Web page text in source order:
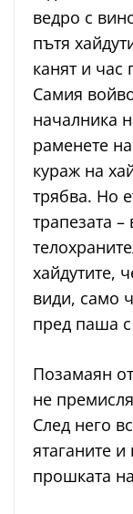
ведро с
пътя
канят и час
Самия
началника
раменете
кураж на
трябва. Но
трапезата
хайдутите,
види, само
пред паша с
Позамаян
не
След него
ятаганите
прошката